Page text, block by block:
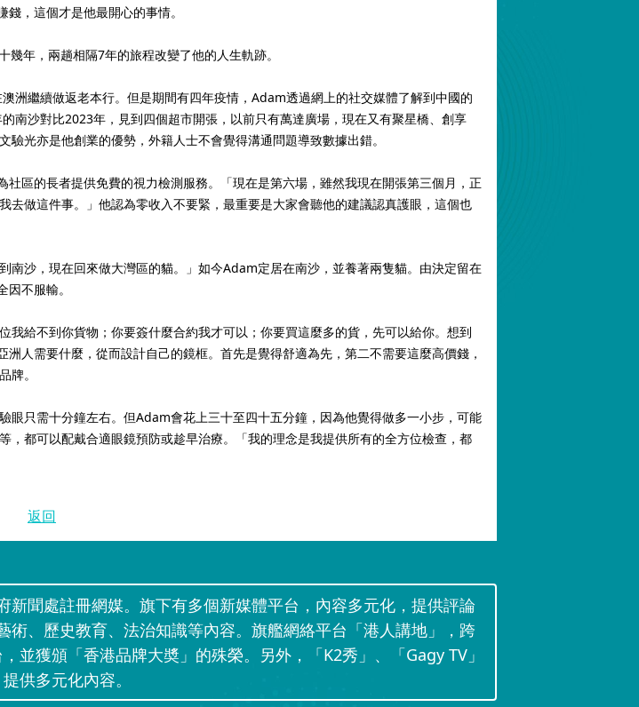
，這個才是他最開心的事情。
年，兩趟相隔7年的旅程改變了他的人生軌跡。
洲繼續做返老本行。但是期間有四年疫情，Adam透過網上的社交媒體了解到中國的
南沙對比2023年，見到四個超市開張，以前只有萬達廣場，現在又有聚星橋、創享
光亦是他創業的優勢，外籍人士不會覺得溝通問題導致數據出錯。
區的長者提供免費的視力檢測服務。「現在是第六場，雖然我現在開張第三個月，正
做這件事。」他認為零收入不要緊，最重要是大家會聽他的建議認真護眼，這個也
南沙，現在回來做大灣區的貓。」如今Adam定居在南沙，並養著兩隻貓。由決定留在
不服輸。
給不到你貨物；你要簽什麼合約我才可以；你要買這麼多的貨，先可以給你。想到
人需要什麼，從而設計自己的鏡框。首先是覺得舒適為先，第二不需要這麼高價錢，
牌。
只需十分鐘左右。但Adam會花上三十至四十五分鐘，因為他覺得做多一小步，可能
都可以配戴合適眼鏡預防或趁早治療。「我的理念是我提供所有的全方位檢查，都
返回
新聞處註冊網媒。旗下有多個新媒體平台，內容多元化，提供評論
、歷史教育、法治知識等內容。旗艦網絡平台「港人講地」，跨
並獲頒「香港品牌大奬」的殊榮。另外，「K2秀」、「Gagy TV」
供多元化內容。